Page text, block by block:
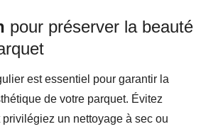
pour préserver la beauté
est essentiel pour garantir la
de votre parquet. Évitez
privilégiez un nettoyage à sec ou